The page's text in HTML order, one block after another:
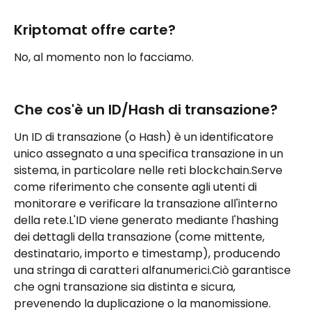
Kriptomat offre carte?
No, al momento non lo facciamo.
Che cos'è un ID/Hash di transazione?
Un ID di transazione (o Hash) è un identificatore
unico assegnato a una specifica transazione in un
sistema, in particolare nelle reti blockchain.Serve
come riferimento che consente agli utenti di
monitorare e verificare la transazione all'interno
della rete.L'ID viene generato mediante l'hashing
dei dettagli della transazione (come mittente,
destinatario, importo e timestamp), producendo
una stringa di caratteri alfanumerici.Ciò garantisce
che ogni transazione sia distinta e sicura,
prevenendo la duplicazione o la manomissione.